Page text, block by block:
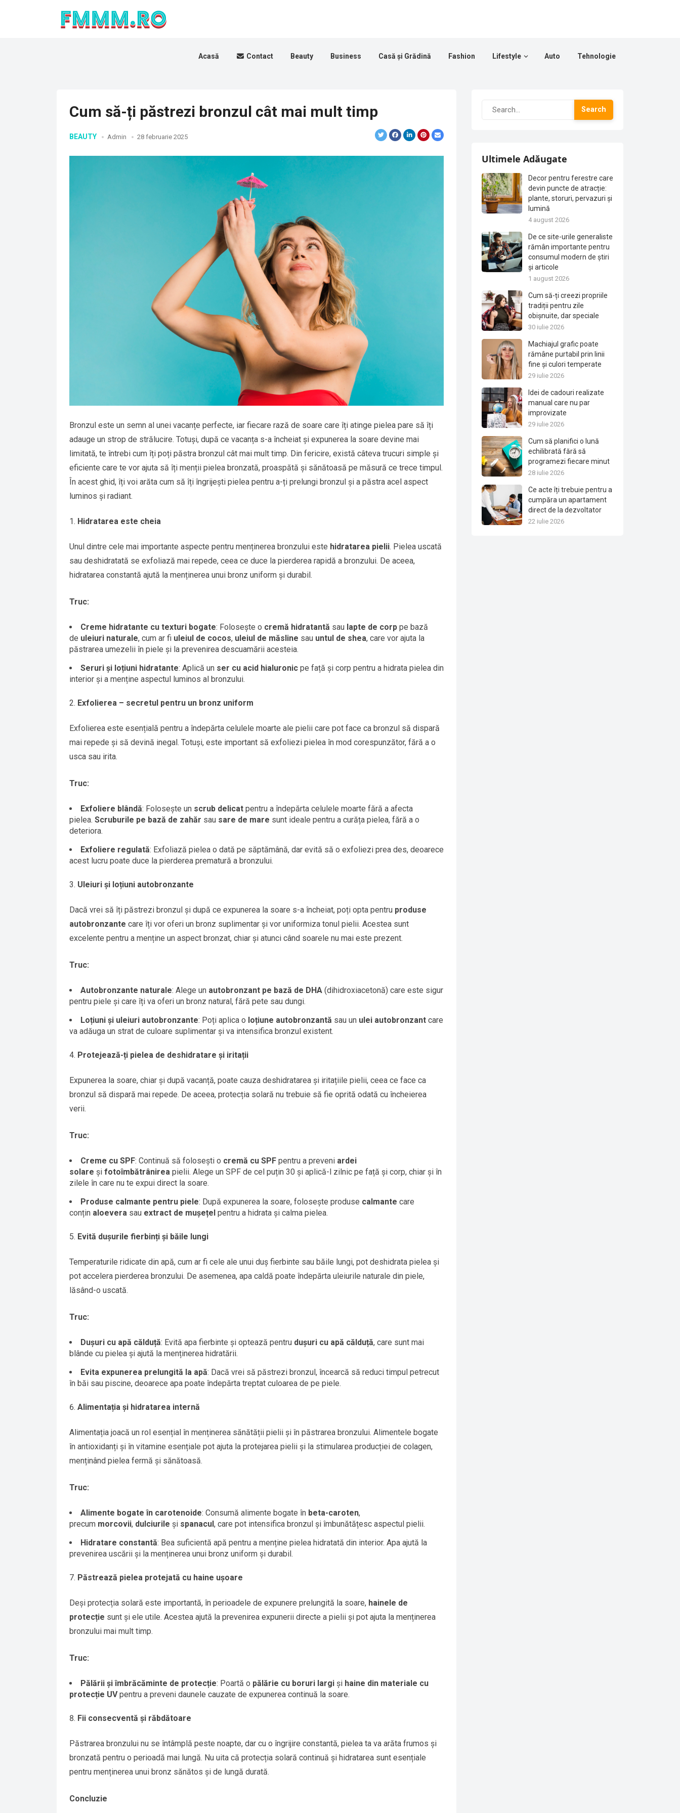
Acasă Contact Beauty Business Casă și Grădină Fashion Lifestyle Auto Tehnologie
Cum să-ți păstrezi bronzul cât mai mult timp
BEAUTY Admin 28 februarie 2025
Bronzul este un semn al unei vacanțe perfecte, iar fiecare rază de soare care îți atinge pielea pare să îți
adauge un strop de strălucire. Totuși, după ce vacanța s-a încheiat și expunerea la soare devine mai
limitată, te întrebi cum îți poți păstra bronzul cât mai mult timp. Din fericire, există câteva trucuri simple și
eficiente care te vor ajuta să îți menții pielea bronzată, proaspătă și sănătoasă pe măsură ce trece timpul.
În acest ghid, îți voi arăta cum să îți îngrijești pielea pentru a-ți prelungi bronzul și a păstra acel aspect
luminos și radiant.
Hidratarea este cheia
Unul dintre cele mai importante aspecte pentru menținerea bronzului este hidratarea pielii. Pielea uscată
sau deshidratată se exfoliază mai repede, ceea ce duce la pierderea rapidă a bronzului. De aceea,
hidratarea constantă ajută la menținerea unui bronz uniform și durabil.
Truc:
Creme hidratante cu texturi bogate: Folosește o cremă hidratantă sau lapte de corp pe bază
de uleiuri naturale, cum ar fi uleiul de cocos, uleiul de măsline sau untul de shea, care vor ajuta la
păstrarea umezelii în piele și la prevenirea descuamării acesteia.
Seruri și loțiuni hidratante: Aplică un ser cu acid hialuronic pe față și corp pentru a hidrata pielea din
interior și a menține aspectul luminos al bronzului.
Exfolierea – secretul pentru un bronz uniform
Exfolierea este esențială pentru a îndepărta celulele moarte ale pielii care pot face ca bronzul să dispară
mai repede și să devină inegal. Totuși, este important să exfoliezi pielea în mod corespunzător, fără a o
usca sau irita.
Truc:
Exfoliere blândă: Folosește un scrub delicat pentru a îndepărta celulele moarte fără a afecta
pielea. Scruburile pe bază de zahăr sau sare de mare sunt ideale pentru a curăța pielea, fără a o
deteriora.
Exfoliere regulată: Exfoliază pielea o dată pe săptămână, dar evită să o exfoliezi prea des, deoarece
acest lucru poate duce la pierderea prematură a bronzului.
Uleiuri și loțiuni autobronzante
Dacă vrei să îți păstrezi bronzul și după ce expunerea la soare s-a încheiat, poți opta pentru produse
autobronzante care îți vor oferi un bronz suplimentar și vor uniformiza tonul pielii. Acestea sunt
excelente pentru a menține un aspect bronzat, chiar și atunci când soarele nu mai este prezent.
Truc:
Autobronzante naturale: Alege un autobronzant pe bază de DHA (dihidroxiacetonă) care este sigur
pentru piele și care îți va oferi un bronz natural, fără pete sau dungi.
Loțiuni și uleiuri autobronzante: Poți aplica o loțiune autobronzantă sau un ulei autobronzant care
va adăuga un strat de culoare suplimentar și va intensifica bronzul existent.
Protejează-ți pielea de deshidratare și iritații
Expunerea la soare, chiar și după vacanță, poate cauza deshidratarea și iritațiile pielii, ceea ce face ca
bronzul să dispară mai repede. De aceea, protecția solară nu trebuie să fie oprită odată cu încheierea
verii.
Truc:
Creme cu SPF: Continuă să folosești o cremă cu SPF pentru a preveni ardei
solare și fotoîmbătrânirea pielii. Alege un SPF de cel puțin 30 și aplică-l zilnic pe față și corp, chiar și în
zilele în care nu te expui direct la soare.
Produse calmante pentru piele: După expunerea la soare, folosește produse calmante care
conțin aloevera sau extract de mușețel pentru a hidrata și calma pielea.
Evită dușurile fierbinți și băile lungi
Temperaturile ridicate din apă, cum ar fi cele ale unui duș fierbinte sau băile lungi, pot deshidrata pielea și
pot accelera pierderea bronzului. De asemenea, apa caldă poate îndepărta uleiurile naturale din piele,
lăsând-o uscată.
Truc:
Dușuri cu apă călduță: Evită apa fierbinte și optează pentru dușuri cu apă călduță, care sunt mai
blânde cu pielea și ajută la menținerea hidratării.
Evita expunerea prelungită la apă: Dacă vrei să păstrezi bronzul, încearcă să reduci timpul petrecut
în băi sau piscine, deoarece apa poate îndepărta treptat culoarea de pe piele.
Alimentația și hidratarea internă
Alimentația joacă un rol esențial în menținerea sănătății pielii și în păstrarea bronzului. Alimentele bogate
în antioxidanți și în vitamine esențiale pot ajuta la protejarea pielii și la stimularea producției de colagen,
menținând pielea fermă și sănătoasă.
Truc:
Alimente bogate în carotenoide: Consumă alimente bogate în beta-caroten,
precum morcovii, dulciurile și spanacul, care pot intensifica bronzul și îmbunătățesc aspectul pielii.
Hidratare constantă: Bea suficientă apă pentru a menține pielea hidratată din interior. Apa ajută la
prevenirea uscării și la menținerea unui bronz uniform și durabil.
Păstrează pielea protejată cu haine ușoare
Deși protecția solară este importantă, în perioadele de expunere prelungită la soare, hainele de
protecție sunt și ele utile. Acestea ajută la prevenirea expunerii directe a pielii și pot ajuta la menținerea
bronzului mai mult timp.
Truc:
Pălării și îmbrăcăminte de protecție: Poartă o pălărie cu boruri largi și haine din materiale cu
protecție UVpentru a preveni daunele cauzate de expunerea continuă la soare.
Fii consecventă și răbdătoare
Păstrarea bronzului nu se întâmplă peste noapte, dar cu o îngrijire constantă, pielea ta va arăta frumos și
bronzată pentru o perioadă mai lungă. Nu uita că protecția solară continuă și hidratarea sunt esențiale
pentru menținerea unui bronz sănătos și de lungă durată.
Concluzie
Search
Ultimele Adăugate
Decor pentru ferestre care
devin puncte de atracție:
plante, storuri, pervazuri și
lumină
4 august 2026
De ce site-urile generaliste
rămân importante pentru
consumul modern de știri
și articole
1 august 2026
Cum să-ți creezi propriile
tradiții pentru zile
obișnuite, dar speciale
30 iulie 2026
Machiajul grafic poate
rămâne purtabil prin linii
fine și culori temperate
29 iulie 2026
Idei de cadouri realizate
manual care nu par
improvizate
29 iulie 2026
Cum să planifici o lună
echilibrată fără să
programezi fiecare minut
28 iulie 2026
Ce acte îți trebuie pentru a
cumpăra un apartament
direct de la dezvoltator
22 iulie 2026